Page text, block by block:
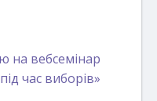
на вебсемінар
час виборів»